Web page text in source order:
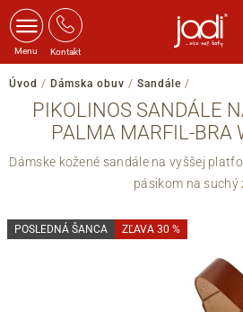
Menu Kontakt
Úvod / Dámska obuv / Sandále /
PIKOLINOS SANDÁLE
PALMA MARFIL-BRA
Dámske kožené sandále na vyššej
pásikom na suchý
POSLEDNÁ ŠANCA ZĽAVA 30 %